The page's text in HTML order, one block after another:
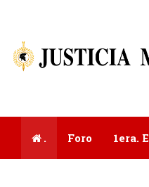
. Foro 1era.